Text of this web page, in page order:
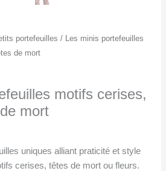
portefeuilles / Les minis portefeuilles
de mort
motifs cerises,
mort
uniques alliant praticité et style
cerises, têtes de mort ou fleurs.